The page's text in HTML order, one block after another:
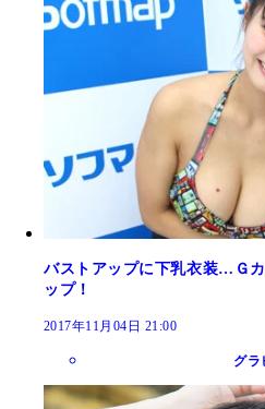
バストアップに下乳衣装…Ｇ
ップ！
2017年11月04日 21:00
グラ